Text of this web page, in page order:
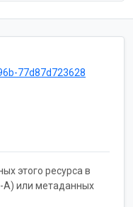
77d87d723628
этого ресурса в
A) или метаданных